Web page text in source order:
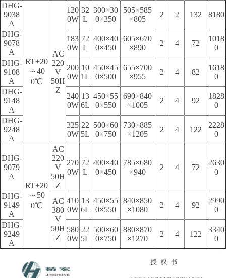
DHG-
9038
A
RT+20
～40
0℃
AC
220
V
50H
Z
120
0W
32
L
300×30
0×350
505×585
×805
2 2 132 8180
DHG-
9078
A
183
0W
72
L
400×40
0×450
605×670
×890
2 4 72
1018
0
DHG-
9108
A
200
0W
10
1L
450×45
0×500
655×700
×955
2 4 82
1618
0
DHG-
9148
A
240
0W
13
6L
450×55
0×550
690×840
×1005
2 4 92
1828
0
DHG-
9248
A
325
0W
22
5L
500×60
0×750
730×885
×1205
2 4 122
2228
0
DHG-
9079
A
RT+20
～50
0℃
AC
220
V
50H
Z
270
0W
72
L
400×40
0×450
785×680
×940
2 4 72
2630
0
DHG-
9149
A
AC
380
V
50H
Z
410
0W
13
6L
450×55
0×550
840×850
×1080
2 4 92
2990
0
DHG-
9249
A
580
0W
22
5L
500×60
0×750
880×870
×1270
2 4 122
3340
0